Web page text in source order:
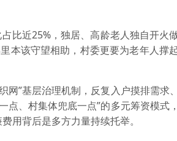
比近25%，独居、高龄老人独自开火
本该守望相助，村委更要为老年人撑
”基层治理机制，反复入户摸排需求
点、村集体兜底一点”的多元筹资模式
用背后是多方力量持续托举。